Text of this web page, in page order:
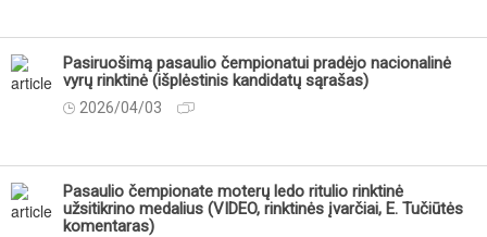
Pasiruošimą pasaulio čempionatui pradėjo nacionalinė
vyrų rinktinė (išplėstinis kandidatų sąrašas)
2026/04/03
Pasaulio čempionate moterų ledo ritulio rinktinė
užsitikrino medalius (VIDEO, rinktinės įvarčiai, E. Tučiūtės
komentaras)